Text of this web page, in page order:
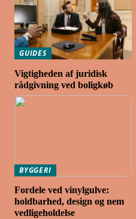
GUIDES
Vigtigheden af juridisk
rådgivning ved boligkøb
BYGGERI
Fordele ved vinylgulve:
holdbarhed, design og nem
vedligeholdelse